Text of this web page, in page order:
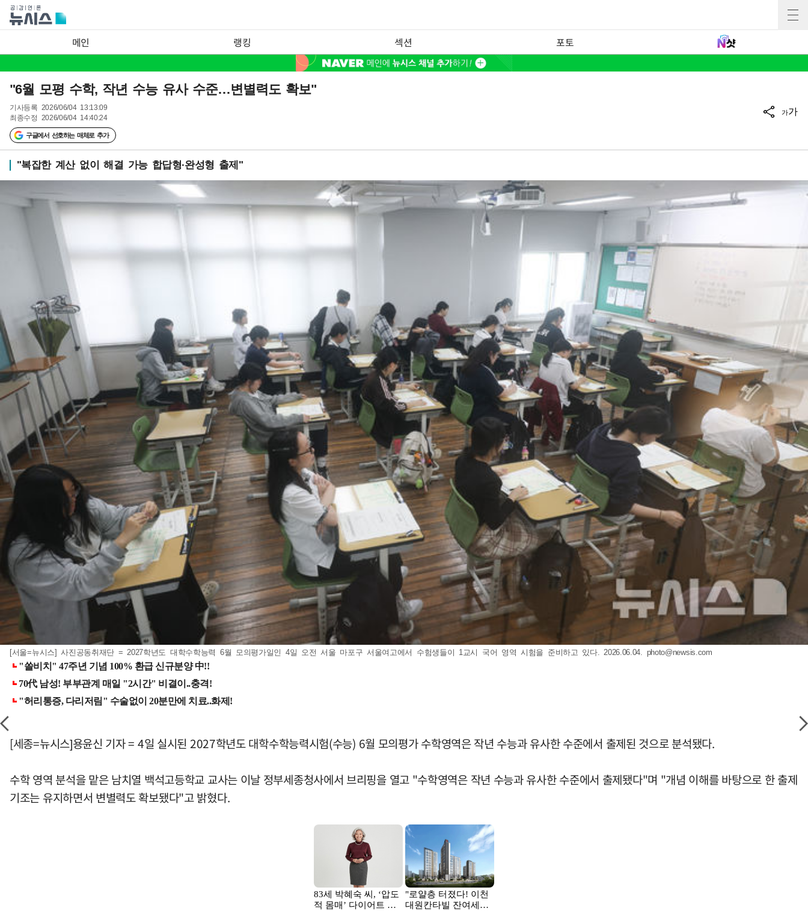
메인 랭킹 섹션 포토
"6월 모평 수학, 작년 수능 유사 수준…변별력도 확보"
기사등록 2026/06/04 13:13:09
최종수정 2026/06/04 14:40:24
구글에서 선호하는 매체로 추가
가가
"복잡한 계산 없이 해결 가능 합답형·완성형 출제"
[서울=뉴시스] 사진공동취재단 = 2027학년도 대학수학능력 6월 모의평가일인 4일 오전 서울 마포구 서울여고에서 수험생들이 1교시 국어 영역 시험을 준비하고 있다. 2026.06.04. photo@newsis.com
[세종=뉴시스]용윤신 기자 = 4일 실시된 2027학년도 대학수학능력시험(수능) 6월 모의평가 수학영역은 작년 수능과 유사한 수준에서 출제된 것으로 분석됐다.
수학 영역 분석을 맡은 남치열 백석고등학교 교사는 이날 정부세종청사에서 브리핑을 열고 "수학영역은 작년 수능과 유사한 수준에서 출제됐다"며 "개념 이해를 바탕으로 한 출제
기조는 유지하면서 변별력도 확보됐다"고 밝혔다.